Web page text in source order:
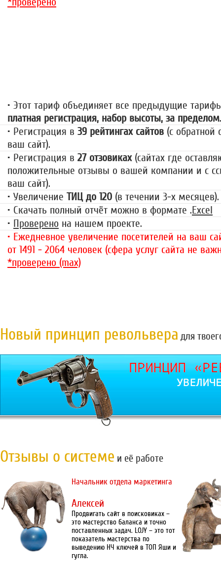
• Этот тариф объединяет все предыдущие
платная регистрация, набор высоты, за пределом.
• Регистрация в 39 рейтингах сайтов (с обратной
ваш сайт).
• Регистрация в 27 отзовиках(сайтах где
положительные отзывы о вашей компании и с
ваш сайт).
• Увеличение ТИЦ до 120 (в течении 3-х месяцев).
• Скачать полный отчёт можно в формате .Excel
• Проверено на нашем проекте.
• Ежедневное увеличение посетителей на ваш
от 1491 - 2064 человек (сфера услуг сайта не
*проверено (max)
Новый принцип револьвера для
Отзывы о системе и её работе
Начальник отдела маркетинга
Алексей
Продвигать сайт в поисковиках –
это мастерство баланса и точно
поставленных задач. LOJY – это тот
показатель мастерства по
выведению НЧ ключей в ТОП Яши и
гугла.